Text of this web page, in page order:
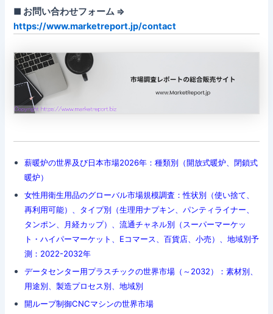
■ お問い合わせフォーム ⇒
https://www.marketreport.jp/contact
薪暖炉の世界及び日本市場2026年：種類別（開放式暖炉、閉鎖式
暖炉）
女性用衛生用品のグローバル市場規模調査：性状別（使い捨て、
再利用可能）、タイプ別（生理用ナプキン、パンティライナー、
タンポン、月経カップ）、流通チャネル別（スーパーマーケッ
ト・ハイパーマーケット、Eコマース、百貨店、小売）、地域別予
測：2022-2032年
データセンター用プラスチックの世界市場（～2032）：素材別、
用途別、製造プロセス別、地域別
開ループ制御CNCマシンの世界市場